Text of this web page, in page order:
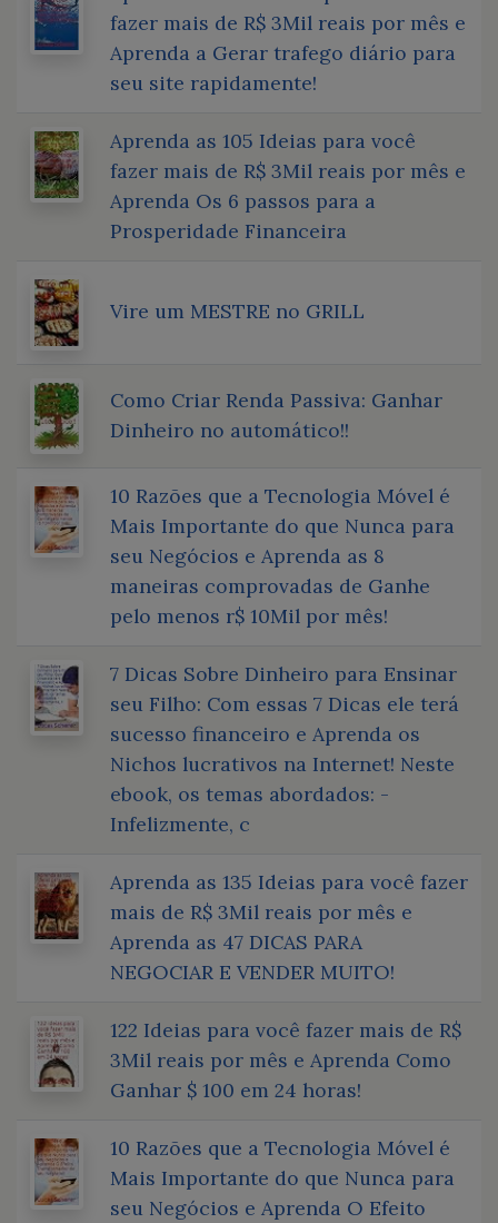
fazer mais de R$ 3Mil reais por mês e
Aprenda a Gerar trafego diário para
seu site rapidamente!
Aprenda as 105 Ideias para você
fazer mais de R$ 3Mil reais por mês e
Aprenda Os 6 passos para a
Prosperidade Financeira
Vire um MESTRE no GRILL
Como Criar Renda Passiva: Ganhar
Dinheiro no automático!!
10 Razões que a Tecnologia Móvel é
Mais Importante do que Nunca para
seu Negócios e Aprenda as 8
maneiras comprovadas de Ganhe
pelo menos r$ 10Mil por mês!
7 Dicas Sobre Dinheiro para Ensinar
seu Filho: Com essas 7 Dicas ele terá
sucesso financeiro e Aprenda os
Nichos lucrativos na Internet! Neste
ebook, os temas abordados: -
Infelizmente, c
Aprenda as 135 Ideias para você fazer
mais de R$ 3Mil reais por mês e
Aprenda as 47 DICAS PARA
NEGOCIAR E VENDER MUITO!
122 Ideias para você fazer mais de R$
3Mil reais por mês e Aprenda Como
Ganhar $ 100 em 24 horas!
10 Razões que a Tecnologia Móvel é
Mais Importante do que Nunca para
seu Negócios e Aprenda O Efeito